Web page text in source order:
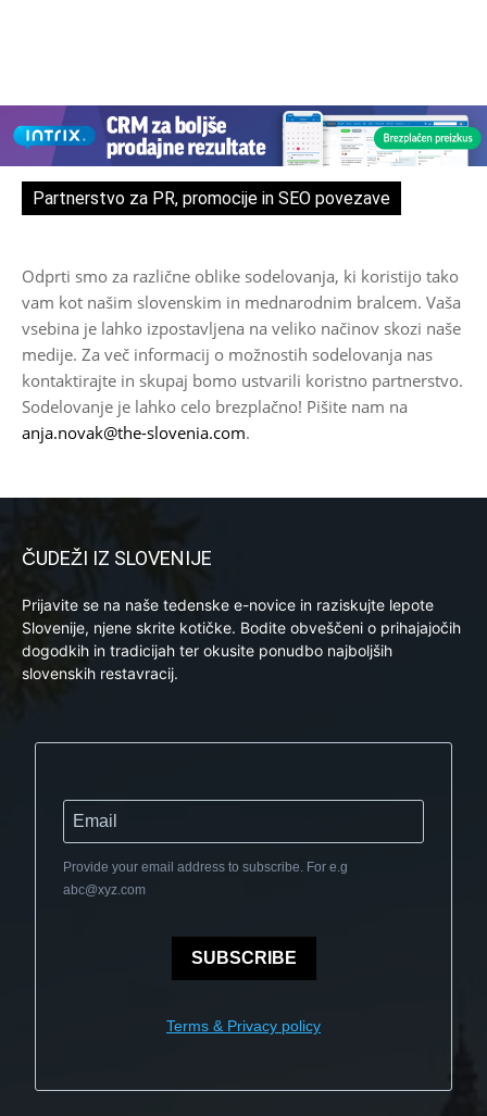
Partnerstvo za PR, promocije in SEO povezave
Odprti smo za različne oblike sodelovanja, ki koristijo tako
vam kot našim slovenskim in mednarodnim bralcem. Vaša
vsebina je lahko izpostavljena na veliko načinov skozi naše
medije. Za več informacij o možnostih sodelovanja nas
kontaktirajte in skupaj bomo ustvarili koristno partnerstvo.
Sodelovanje je lahko celo brezplačno! Pišite nam na
anja.novak@the-slovenia.com.
ČUDEŽI IZ SLOVENIJE
Prijavite se na naše tedenske e-novice in raziskujte lepote
Slovenije, njene skrite kotičke. Bodite obveščeni o prihajajočih
dogodkih in tradicijah ter okusite ponudbo najboljših
slovenskih restavracij.
Provide your email address to subscribe. For e.g
abc@xyz.com
SUBSCRIBE
Terms & Privacy policy